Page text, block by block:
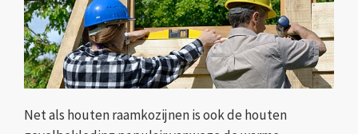
Net als houten raamkozijnen is ook de houten